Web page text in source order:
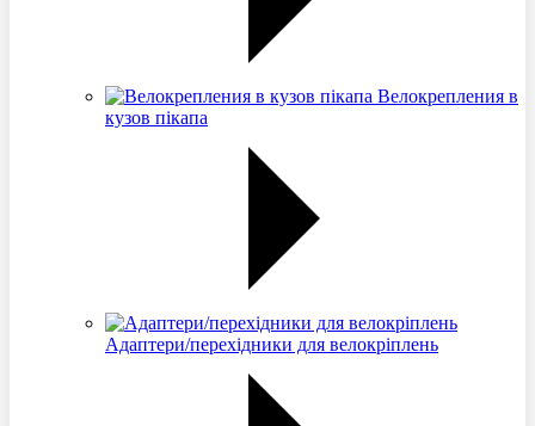
Велокрепления в
кузов пікапа
Адаптери/перехідники для велокріплень